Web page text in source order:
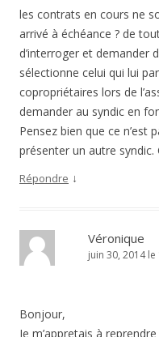
les contrats en cours ne
arrivé à échéance ? de
d’interroger et demander
sélectionne celui qui lui
copropriétaires lors de
demander au syndic en
Pensez bien que ce n’est
présenter un autre
Répondre ↓
Véronique
juin 30, 2014 le
Bonjour,
Je m’appretais à